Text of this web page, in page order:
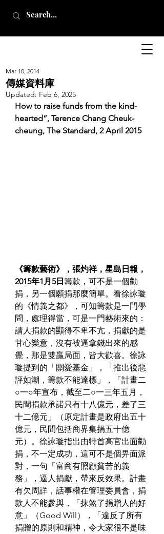
傳媒資料庫
Mar 10, 2014
Updated: Feb 6, 2025
How to raise funds from the kind-
hearted”, Terence Chang Cheuk-
cheung, The Standard, 2 April 2015
《籌款藝術》，張灼祥，星島日報，
2015年1月5日籌款，可不是一個勸
捐，另一個願捐那麼簡單。看徐詠璇
的《情義之都》，可知籌款是一門學
問，處理得當，可是一門藝術來的：
請人捐款的顯得不卑不亢，捐獻的是
甘心樂意，沒有被逼拿錢出來的感
覺，那是雙贏局面，皆大歡喜。 徐詠
璇提到的「關愛基金」，「推出後惡
評如潮，籌款不能達標」，「計畫二
○一○年宣布，截至二○一三年五月，
民間捐款承諾只有十八億元，差了三
十二億元」（原定計畫是政府出五十
億元，民間包括商界集捐五十億
元）。 徐詠璇指出由特首高官出面勸
捐，不一定成功，這可不是個畀面派
對，一句「富商有照顧貧苦的義
務」，逼人捐獻，帶來反效果。計畫
有欠周詳，話事權在管理委員會，捐
款人不能參與，「抹煞了捐贈人的好
意」（Good Will），「違反了所有
捐贈的原則和精神，令大家很不是味